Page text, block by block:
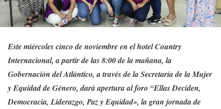
Este miércoles cinco de noviembre en el hotel Country
Internacional, a partir de las 8:00 de la mañana, la
Gobernación del Atlántico, a través de la Secretaría de la Mujer
y Equidad de Género, dará apertura al foro “Ellas Deciden,
Democracia, Liderazgo, Paz y Equidad», la gran jornada de